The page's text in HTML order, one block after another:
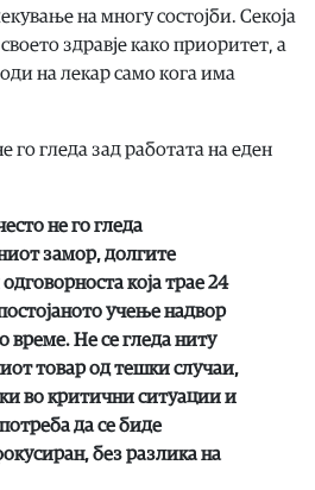
на многу состојби. Секоја
здравје како приоритет, а
на лекар само кога има
го гледа зад работата на еден
не го гледа
замор, долгите
која трае 24
учење надвор
време. Не се гледа ниту
товар од тешки случаи,
во критични ситуации и
да се биде
без разлика на